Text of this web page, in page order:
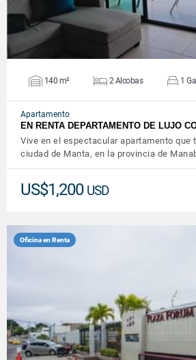
140 m² 2 Alcobas 1
Apartamento
EN RENTA DEPARTAMENTO DE LUJO
Vive en el espectacular apartamento que
ciudad de Manta, en la provincia de
US$1,200 USD
Oficina en Renta
VER DETALLES